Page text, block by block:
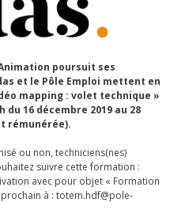
poursuit ses
et le Pôle Emploi mettent en
mapping : volet technique »
16 décembre 2019 au 28
rémunérée).
ou non, techniciens(nes)
suivre cette formation :
avec pour objet « Formation
à : totem.hdf@pole-